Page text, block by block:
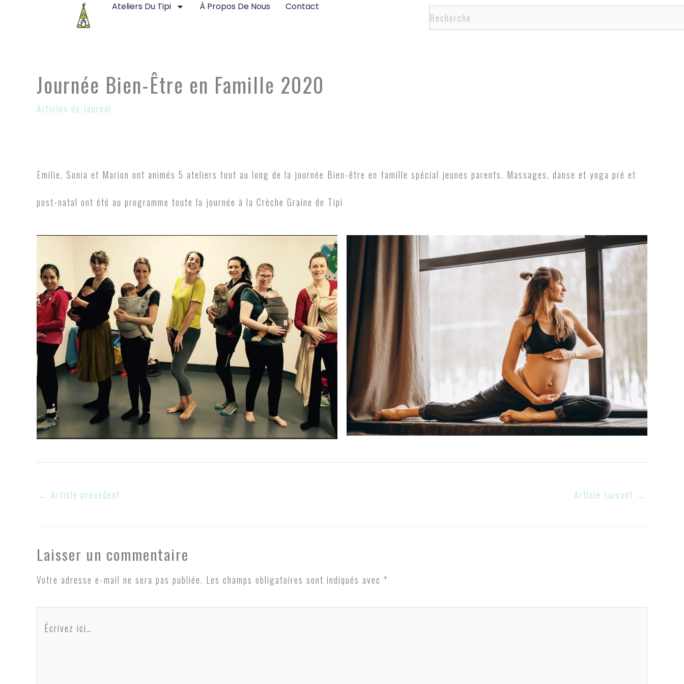
Ateliers Du Tipi À Propos De Nous Contact
Rechercher
Journée Bien-Être en Famille 2020
Articles du Journal
Emilie, Sonia et Marion ont animés 5 ateliers tout au long de la journée Bien-être en famille spécial jeunes parents. Massages, danse et yoga pré et
post-natal ont été au programme toute la journée à la Crèche Graine de Tipi
← Article précédent Article suivant →
Laisser un commentaire
Votre adresse e-mail ne sera pas publiée. Les champs obligatoires sont indiqués avec *
Écrivez